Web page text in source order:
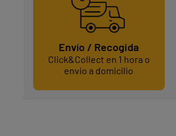
Envío / Recogida
Click&Collect en 1 hora o
envio a domicilio